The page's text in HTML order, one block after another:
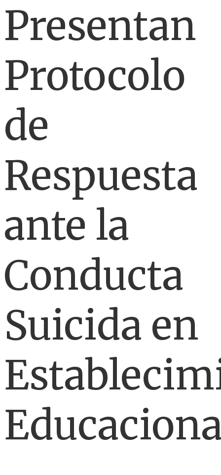
Presentan
Protocolo
de
Respuesta
ante la
Conducta
Suicida en